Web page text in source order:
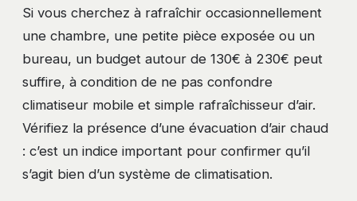
Si vous cherchez à rafraîchir occasionnellement
une chambre, une petite pièce exposée ou un
bureau, un budget autour de 130€ à 230€ peut
suffire, à condition de ne pas confondre
climatiseur mobile et simple rafraîchisseur d’air.
Vérifiez la présence d’une évacuation d’air chaud
: c’est un indice important pour confirmer qu’il
s’agit bien d’un système de climatisation.